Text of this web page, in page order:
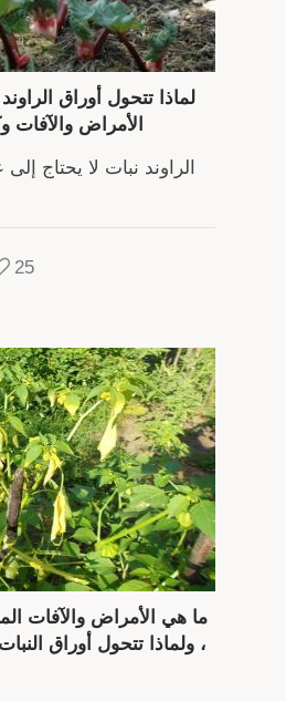
لماذا تتحول أوراق
الأمراض والآفات
الراوند نبات لا يحتاج
25
ما هي الأمراض والآفات
، ولماذا تتحول أوراق